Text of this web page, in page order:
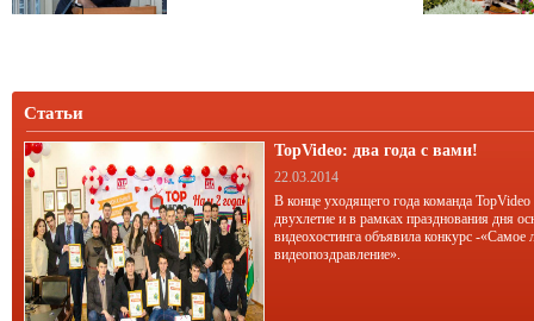
Статьи
TopVideo: два года с вами!
22.03.2014
В конце уходящего года команда TopVideo
двухлетие и в рамках празднования дня
видеохостинга объявила конкурс -«Самое
видеопоздравление».